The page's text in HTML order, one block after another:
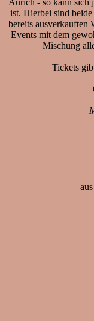
ist. Hierbei sind
bereits ausverkauften
Events mit dem
Mischung
Tickets